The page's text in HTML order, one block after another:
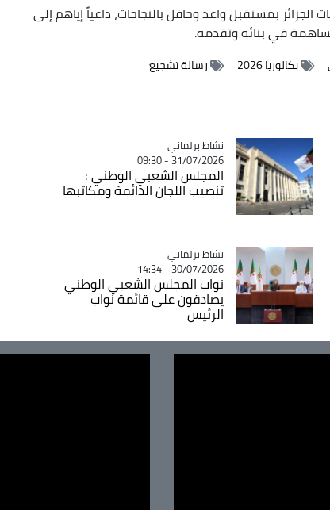
بمستقبل واعد وحافل بالنجاحات، داعياً إياهم إلى
في بنائه وتقدمه.
بكالوريا 2026 رسالة تشجيع
Catégorie
نشاط برلماني
31/07/2026 - 09:30
المجلس الشعبي الوطني :
تنصيب اللجان الدائمة ومكاتبها
Catégorie
نشاط برلماني
30/07/2026 - 14:34
نواب المجلس الشعبي الوطني
يصادقون على قائمة نواب
الرئيس